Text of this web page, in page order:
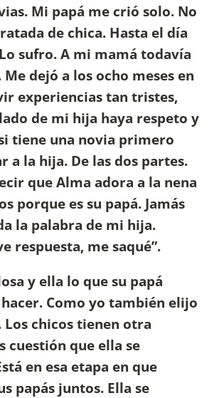
Mi papá me crió solo. No
de chica. Hasta el día
sufro. A mi mamá todavía
dejó a los ocho meses en
experiencias tan tristes,
de mi hija haya respeto y
tiene una novia primero
a la hija. De las dos partes.
que Alma adora a la nena
porque es su papá. Jamás
la palabra de mi hija.
respuesta, me saqué”.
y ella lo que su papá
Como yo también elijo
chicos tienen otra
cuestión que ella se
en esa etapa en que
papás juntos. Ella se